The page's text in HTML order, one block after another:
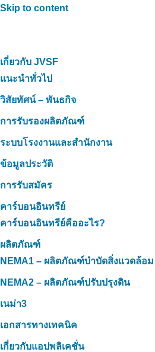
Skip to content
เกี่ยวกับ JVSF
แนะนำทั่วไป
วิสัยทัศน์ – พันธกิจ
การรับรองผลิตภัณฑ์
ระบบโรงงานและสำนักงาน
ข้อมูลประวัติ
การรับสมัคร
คาร์บอนอินทรีย์
คาร์บอนอินทรีย์คืออะไร?
ผลิตภัณฑ์
NEMA1 – ผลิตภัณฑ์บำบัดสิ่งแวดล้อม
NEMA2 – ผลิตภัณฑ์ปรับปรุงดิน
เนม่า3
เอกสารทางเทคนิค
เกี่ยวกับแอปพลิเคชั่น